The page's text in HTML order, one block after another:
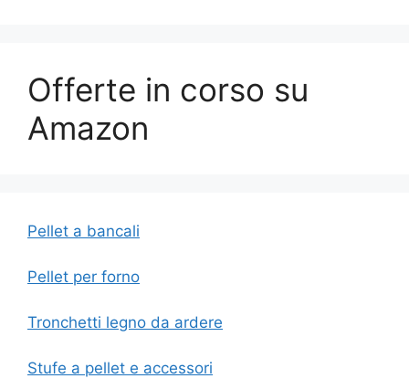
Offerte in corso su
Amazon
Pellet a bancali
Pellet per forno
Tronchetti legno da ardere
Stufe a pellet e accessori